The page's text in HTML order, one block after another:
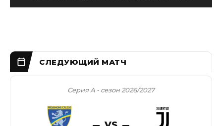
Серия А - сезон 2026/2027